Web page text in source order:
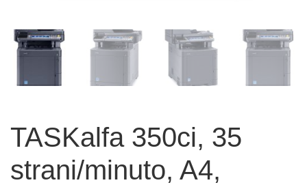
TASKalfa 350ci, 35
strani/minuto, A4,